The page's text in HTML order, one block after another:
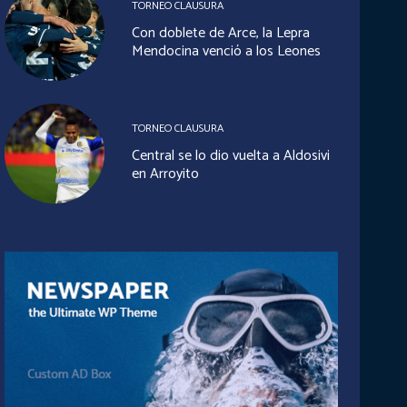
TORNEO CLAUSURA
Con doblete de Arce, la Lepra
Mendocina venció a los Leones
TORNEO CLAUSURA
Central se lo dio vuelta a Aldosivi
en Arroyito